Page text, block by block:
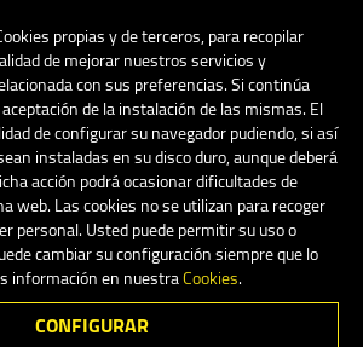
propias y de terceros, para recopilar
de mejorar nuestros servicios y
con sus preferencias. Si continúa
de la instalación de las mismas. El
de configurar su navegador pudiendo, si así
instaladas en su disco duro, aunque deberá
acción podrá ocasionar dificultades de
web. Las cookies no se utilizan para recoger
personal. Usted puede permitir su uso o
cambiar su configuración siempre que lo
información en nuestraCookies.
CONFIGURAR
Account
English
Shop